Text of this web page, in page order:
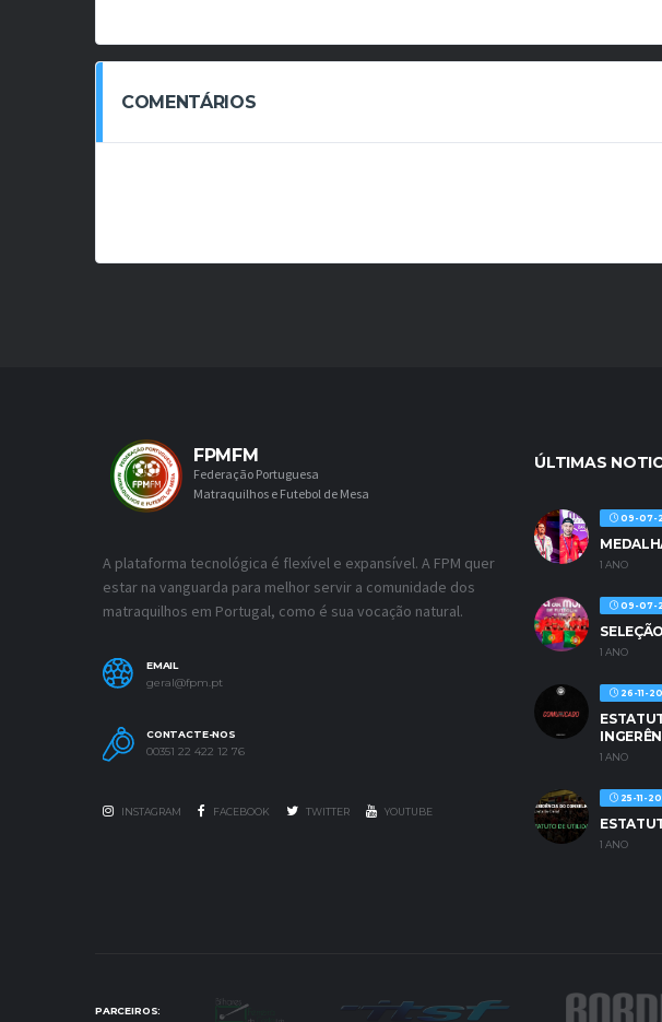
COMENTÁRIOS
FPMFM
Federação Portuguesa
Matraquilhos e Futebol de Mesa
A plataforma tecnológica é flexível e expansível. A FPM quer
estar na vanguarda para melhor servir a comunidade dos
matraquilhos em Portugal, como é sua vocação natural.
EMAIL
geral@fpm.pt
CONTACTE-NOS
00351 22 422 12 76
INSTAGRAM FACEBOOK TWITTER YOUTUBE
ÚLTIMAS
09-07-
1 ANO
09-07-
1 ANO
26-11-
1 ANO
25-11-
1 ANO
PARCEIROS: